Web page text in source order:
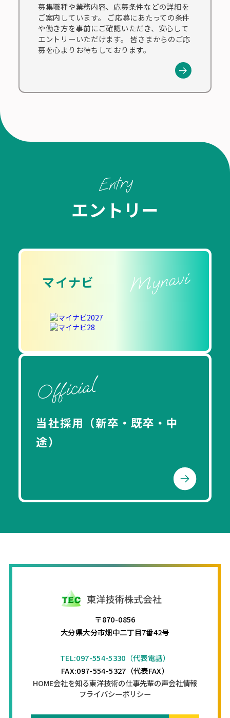
募集職種や業務内容、応募条件などの詳細を
ご案内しています。 ご応募にあたっての条件
や働き方を事前にご確認いただき、安心して
エントリーいただけます。 皆さまからのご応
募を心よりお待ちしております。
Entry
エントリー
マイナビ Mynavi
Official
当社採用（新卒・既卒・中
途）
〒870-0856
大分県大分市畑中二丁目7番42号
TEL:097-554-5330（代表電話）
FAX:097-554-5327（代表FAX）
HOME会社を知る東洋技術の仕事先輩の声会社情報
プライバシーポリシー